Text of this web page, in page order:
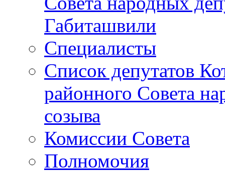
Габиташвили
Специалисты
Список депутатов
районного Совета
созыва
Комиссии Совета
Полномочия